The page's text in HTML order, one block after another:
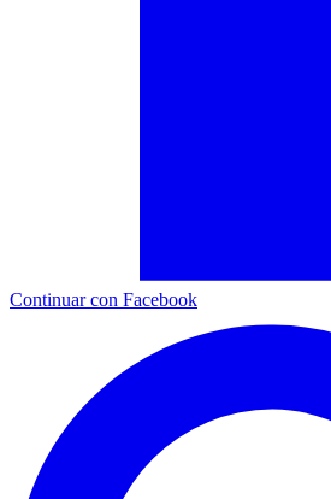
Continuar con Facebook